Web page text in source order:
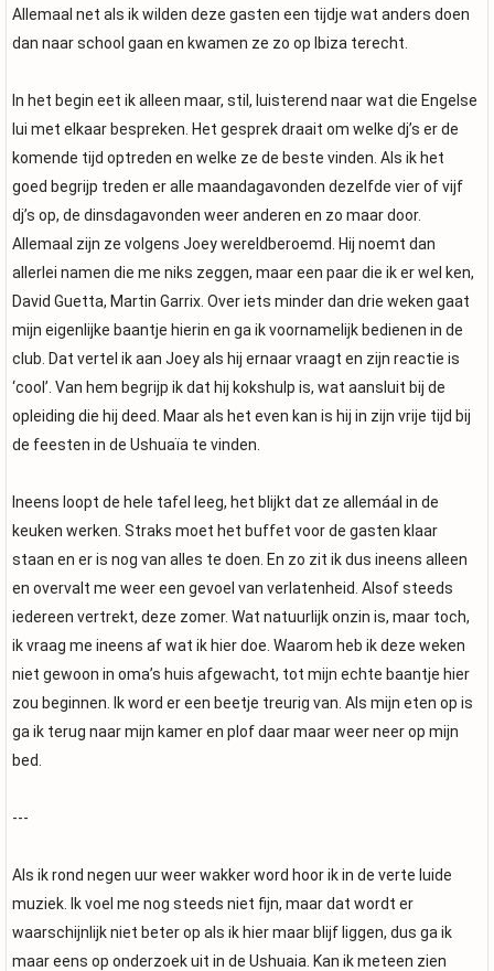
Allemaal net als ik wilden deze gasten een tijdje wat anders doen
dan naar school gaan en kwamen ze zo op Ibiza terecht.
In het begin eet ik alleen maar, stil, luisterend naar wat die Engelse
lui met elkaar bespreken. Het gesprek draait om welke dj’s er de
komende tijd optreden en welke ze de beste vinden. Als ik het
goed begrijp treden er alle maandagavonden dezelfde vier of vijf
dj’s op, de dinsdagavonden weer anderen en zo maar door.
Allemaal zijn ze volgens Joey wereldberoemd. Hij noemt dan
allerlei namen die me niks zeggen, maar een paar die ik er wel ken,
David Guetta, Martin Garrix. Over iets minder dan drie weken gaat
mijn eigenlijke baantje hierin en ga ik voornamelijk bedienen in de
club. Dat vertel ik aan Joey als hij ernaar vraagt en zijn reactie is
‘cool’. Van hem begrijp ik dat hij kokshulp is, wat aansluit bij de
opleiding die hij deed. Maar als het even kan is hij in zijn vrije tijd bij
de feesten in de Ushuaïa te vinden.
Ineens loopt de hele tafel leeg, het blijkt dat ze allemáal in de
keuken werken. Straks moet het buffet voor de gasten klaar
staan en er is nog van alles te doen. En zo zit ik dus ineens alleen
en overvalt me weer een gevoel van verlatenheid. Alsof steeds
iedereen vertrekt, deze zomer. Wat natuurlijk onzin is, maar toch,
ik vraag me ineens af wat ik hier doe. Waarom heb ik deze weken
niet gewoon in oma’s huis afgewacht, tot mijn echte baantje hier
zou beginnen. Ik word er een beetje treurig van. Als mijn eten op is
ga ik terug naar mijn kamer en plof daar maar weer neer op mijn
bed.
---
Als ik rond negen uur weer wakker word hoor ik in de verte luide
muziek. Ik voel me nog steeds niet fijn, maar dat wordt er
waarschijnlijk niet beter op als ik hier maar blijf liggen, dus ga ik
maar eens op onderzoek uit in de Ushuaia. Kan ik meteen zien